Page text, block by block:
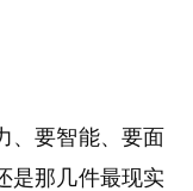
、要智能、要面
是那几件最现实